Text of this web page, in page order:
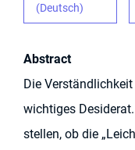
(Deutsch)
Abstract
Die
wichtiges
stellen, ob die